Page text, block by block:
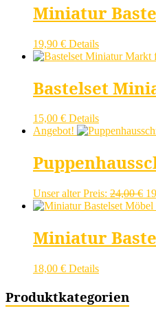
Miniatur
19,90 € Details
Bastelset
15,00 € Details
Angebot!
Unser alter Preis: 24,00€
Miniatur
18,00 € Details
Produktkategorien